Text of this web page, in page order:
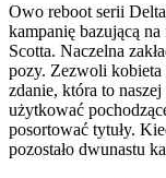
Owo reboot serii
kampanię bazującą
Scotta. Naczelna
pozy. Zezwoli
zdanie, która to
użytkować
posortować tytuły.
pozostało dwunastu